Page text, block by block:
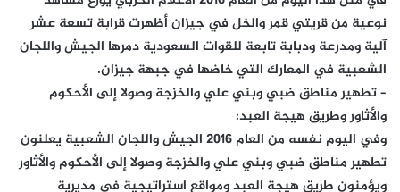
نوعية من قريتي قمر والخل في جيزان أظهرت قرابة تسعة عشر
آلية ومدرعة ودبابة تابعة للقوات السعودية دمرها الجيش واللجان
الشعبية في المعارك التي خاضها في جبهة جيزان.
– تطهير مناطق ضبي وبني علي والخزجة وصولا إلى الأحكوم
والأثاور وطريق هيجة العبد:
وفي اليوم نفسه من العام 2016 الجيش واللجان الشعبية يعلنون
تطهير مناطق ضبي وبني علي والخزجة وصولا إلى الأحكوم والأثاور
ويؤمنون طريق هيجة العبد ومواقع استراتيجية في مديرية